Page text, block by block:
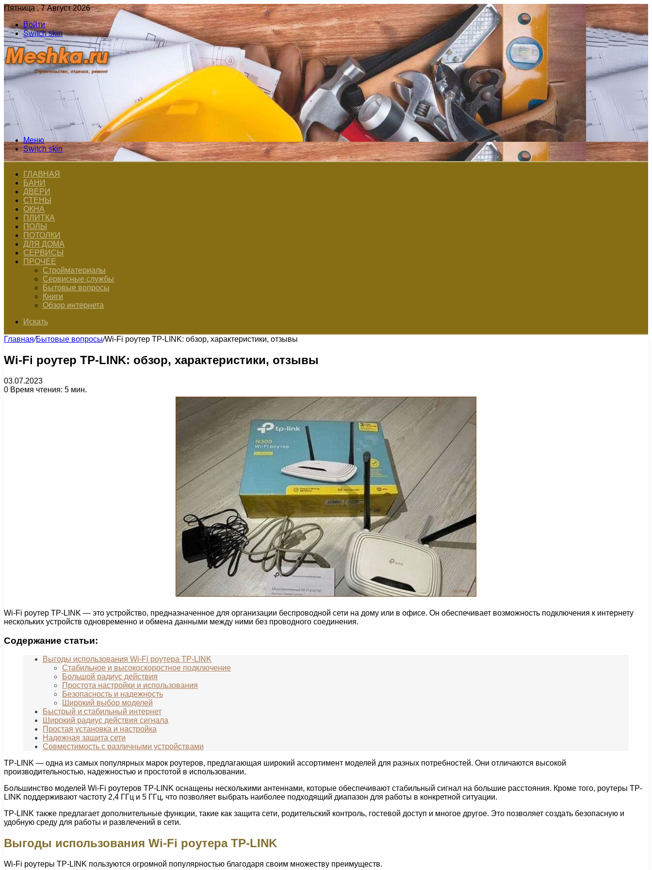
Пятница , 7 Август 2026
Войти
Switch skin
Меню
Switch skin
ГЛАВНАЯ
БАНИ
ДВЕРИ
СТЕНЫ
ОКНА
ПЛИТКА
ПОЛЫ
ПОТОЛКИ
ДЛЯ ДОМА
СЕРВИСЫ
ПРОЧЕЕ
Стройматериалы
Сервисные службы
Бытовые вопросы
Книги
Обзор интернета
Искать
Главная/Бытовые вопросы/Wi-Fi роутер TP-LINK: обзор, характеристики, отзывы
Wi-Fi роутер TP-LINK: обзор, характеристики, отзывы
03.07.2023
0 Время чтения: 5 мин.
Wi-Fi роутер TP-LINK — это устройство, предназначенное для организации беспроводной сети на дому или в офисе. Он обеспечивает возможность подключения к интернету
нескольких устройств одновременно и обмена данными между ними без проводного соединения.
Содержание статьи:
Выгоды использования Wi-Fi роутера TP-LINK
Стабильное и высокоскоростное подключение
Большой радиус действия
Простота настройки и использования
Безопасность и надежность
Широкий выбор моделей
Быстрый и стабильный интернет
Широкий радиус действия сигнала
Простая установка и настройка
Надежная защита сети
Совместимость с различными устройствами
TP-LINK — одна из самых популярных марок роутеров, предлагающая широкий ассортимент моделей для разных потребностей. Они отличаются высокой
производительностью, надежностью и простотой в использовании.
Большинство моделей Wi-Fi роутеров TP-LINK оснащены несколькими антеннами, которые обеспечивают стабильный сигнал на большие расстояния. Кроме того, роутеры TP-
LINK поддерживают частоту 2,4 ГГц и 5 ГГц, что позволяет выбрать наиболее подходящий диапазон для работы в конкретной ситуации.
TP-LINK также предлагает дополнительные функции, такие как защита сети, родительский контроль, гостевой доступ и многое другое. Это позволяет создать безопасную и
удобную среду для работы и развлечений в сети.
Выгоды использования Wi-Fi роутера TP-LINK
Wi-Fi роутеры TP-LINK пользуются огромной популярностью благодаря своим множеству преимуществ.